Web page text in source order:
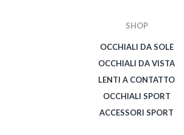
SHOP
OCCHIALI DA SOLE
OCCHIALI DA VISTA
LENTI A CONTATTO
OCCHIALI SPORT
ACCESSORI SPORT